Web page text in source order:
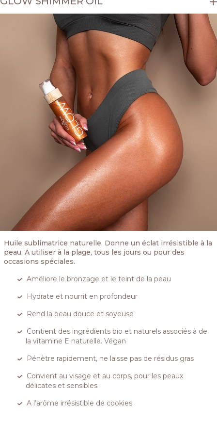
Huile sublimatrice naturelle. Donne un éclat irrésistible à la
peau. A utiliser à la plage, tous les jours ou pour des
occasions spéciales.
Améliore le bronzage et le teint de la peau
Hydrate et nourrit en profondeur
Rend la peau douce et soyeuse
Contient des ingrédients bio et naturels associés à de
la vitamine E naturelle. Végan
Pénètre rapidement, ne laisse pas de résidus gras
Convient au visage et au corps, pour les peaux
délicates et sensibles
A l’arôme irrésistible de cookies